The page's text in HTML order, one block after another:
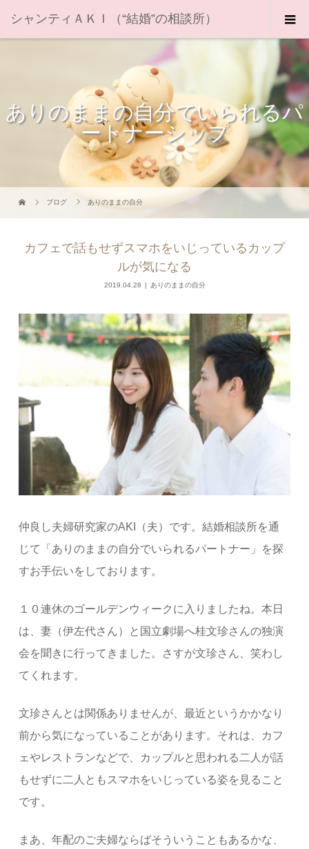
シャンティＡＫＩ（“結婚”の相談所）
ありのままの自分でいられるパ
ートナーシップ
ブログ ありのままの自分
カフェで話もせずスマホをいじっているカップ
ルが気になる
2019.04.28 ありのままの自分
仲良し夫婦研究家のAKI（夫）です。結婚相談所を通
じて「ありのままの自分でいられるパートナー」を探
すお手伝いをしております。
１０連休のゴールデンウィークに入りましたね。本日
は、妻（伊左代さん）と国立劇場へ桂文珍さんの独演
会を聞きに行ってきました。さすが文珍さん、笑わし
てくれます。
文珍さんとは関係ありませんが、最近というかかなり
前から気になっていることがあります。それは、カフ
ェやレストランなどで、カップルと思われる二人が話
もせずに二人ともスマホをいじっている姿を見ること
です。
まあ、年配のご夫婦ならばそういうこともあるかな、